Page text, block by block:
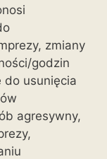
zmiany
godzin
usunięcia
agresywny,